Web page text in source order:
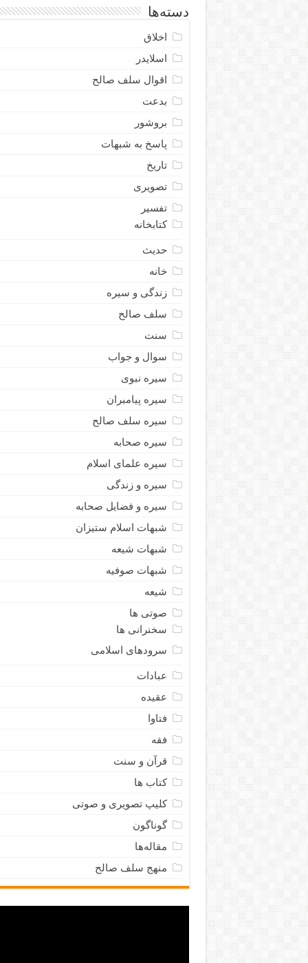
دسته‌ها
اخلاق
اسلایدر
اقوال سلف صالح
بدعت
بروشور
پاسخ به شبهات
تاریخ
تصویری
تفسیر
کتابخانه
حدیث
خانه
زندگی و سیره
سلف صالح
سنت
سوال و جواب
سیره نبوى
سیره پیامبران
سیره سلف صالح
سیره صحابه
سیره علمای اسلام
سیره و زندگی
سیره و فضایل صحابه
شبهات اسلام ستیزان
شبهات شیعه
شبهات صوفیه
شیعه
صوتی ها
سخنرانی ها
سرودهای اسلامی
عبادات
عقیده
فتاوا
فقه
قرآن و سنت
کتاب ها
کلیپ تصویری و صوتی
گوناگون
مقاله‌ها
منهج سلف صالح